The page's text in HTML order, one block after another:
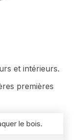
et intérieurs.
premières
le bois.